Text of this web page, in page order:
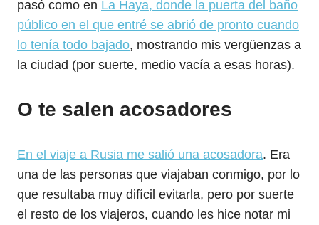
pasó como en La Haya, donde la puerta del baño
público en el que entré se abrió de pronto cuando
lo tenía todo bajado, mostrando mis vergüenzas a
la ciudad (por suerte, medio vacía a esas horas).
O te salen acosadores
En el viaje a Rusia me salió una acosadora. Era
una de las personas que viajaban conmigo, por lo
que resultaba muy difícil evitarla, pero por suerte
el resto de los viajeros, cuando les hice notar mi